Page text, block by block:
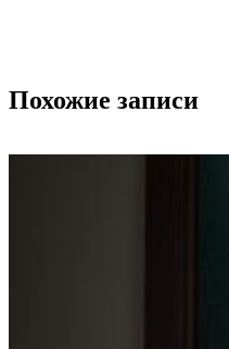
Похожие записи